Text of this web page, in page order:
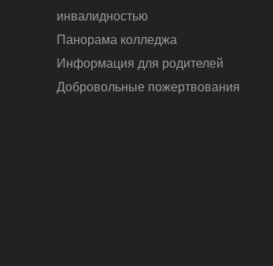
инвалидностью
Панорама колледжа
Информация для родителей
Добровольные пожертвования